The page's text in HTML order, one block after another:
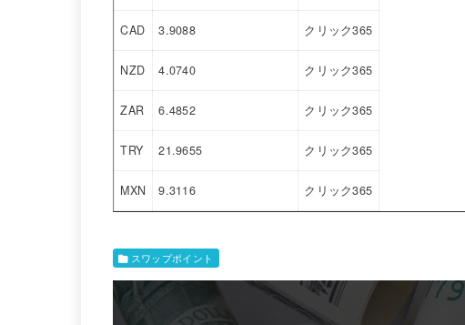
CAD 3.9088 クリック365
NZD 4.0740 クリック365
ZAR 6.4852 クリック365
TRY 21.9655 クリック365
MXN 9.3116 クリック365
スワップポイント